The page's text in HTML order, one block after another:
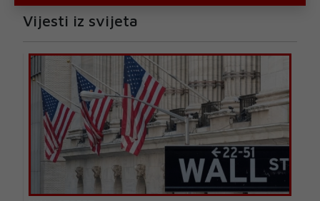
Vijesti iz svijeta